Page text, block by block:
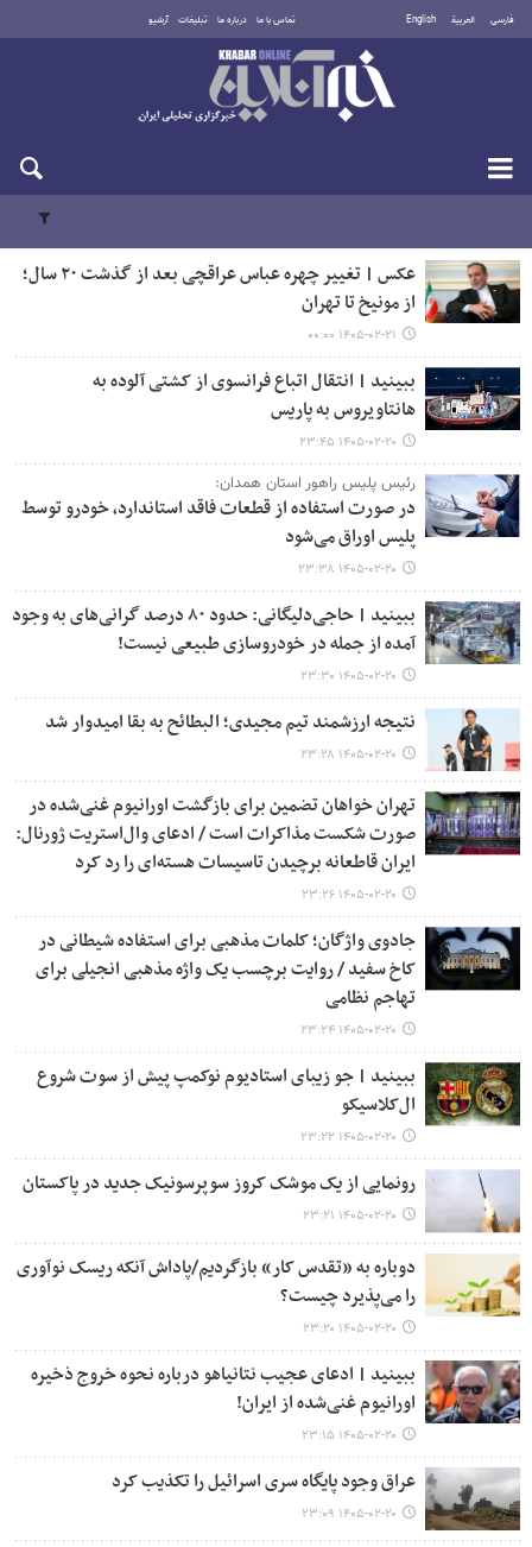
فارسی العربية English تماس با ما درباره ما تبلیغات آرشیو
شنبه ۱۷ مرداد ۱۴۰۵
عکس | تغییر چهره عباس عراقچی بعد از گذشت ۲۰ سال؛
از مونیخ تا تهران
۱۴۰۵-۰۲-۲۱ ۰۰:۰۰
ببینید | انتقال اتباع فرانسوی از کشتی آلوده به
هانتاویروس به پاریس
۱۴۰۵-۰۲-۲۰ ۲۳:۴۵
رئیس پلیس راهور استان همدان:
در صورت استفاده از قطعات فاقد استاندارد، خودرو توسط
پلیس اوراق می‌شود
۱۴۰۵-۰۲-۲۰ ۲۳:۳۸
ببینید | حاجی‌دلیگانی: حدود ۸۰ درصد گرانی‌های به وجود
آمده از جمله در خودروسازی طبیعی نیست!
۱۴۰۵-۰۲-۲۰ ۲۳:۳۰
نتیجه ارزشمند تیم مجیدی؛ البطائح به بقا امیدوار شد
۱۴۰۵-۰۲-۲۰ ۲۳:۲۸
تهران خواهان تضمین برای بازگشت اورانیوم غنی‌شده در
صورت شکست مذاکرات است / ادعای وال‌استریت ژورنال:
ایران قاطعانه برچیدن تاسیسات هسته‌ای را رد کرد
۱۴۰۵-۰۲-۲۰ ۲۳:۲۶
جادوی واژگان؛ کلمات مذهبی برای استفاده شیطانی در
کاخ سفید / روایت برچسب یک واژه مذهبی انجیلی برای
تهاجم نظامی
۱۴۰۵-۰۲-۲۰ ۲۳:۲۴
ببینید | جو زیبای استادیوم نوکمپ پیش از سوت شروع
ال‌کلاسیکو
۱۴۰۵-۰۲-۲۰ ۲۳:۲۲
رونمایی از یک موشک کروز سوپرسونیک جدید در پاکستان
۱۴۰۵-۰۲-۲۰ ۲۳:۲۱
دوباره به «تقدس کار» بازگردیم/پاداش آنکه ریسک نوآوری
را می‌پذیرد چیست؟
۱۴۰۵-۰۲-۲۰ ۲۳:۲۰
ببینید | ادعای عجیب نتانیاهو درباره نحوه خروج ذخیره
اورانیوم غنی‌شده از ایران!
۱۴۰۵-۰۲-۲۰ ۲۳:۱۵
عراق وجود پایگاه سری اسرائیل را تکذیب کرد
۱۴۰۵-۰۲-۲۰ ۲۳:۰۹